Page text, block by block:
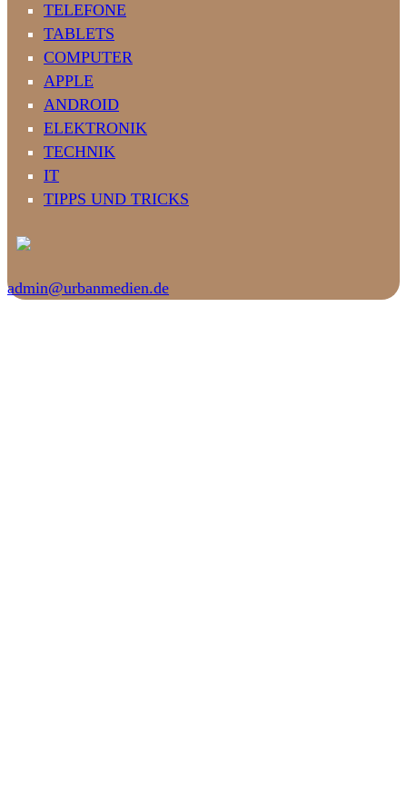
TELEFONE
TABLETS
COMPUTER
APPLE
ANDROID
ELEKTRONIK
TECHNIK
IT
TIPPS UND TRICKS
admin@urbanmedien.de